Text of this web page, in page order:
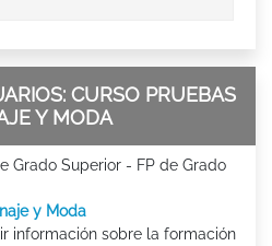
CURSO PRUEBAS
Y MODA
Grado Superior - FP de Grado
y Moda
información sobre la formación